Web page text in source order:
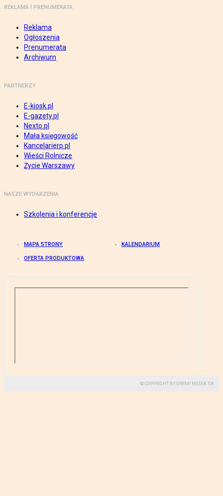
REKLAMA I PRENUMERATA
Reklama
Ogłoszenia
Prenumerata
Archiwum
PARTNERZY
E-kiosk.pl
E-gazety.pl
Nexto.pl
Mała księgowość
Kancelarierp.pl
Wieści Rolnicze
Życie Warszawy
NASZE WYDARZENIA
Szkolenia i konferencje
MAPA STRONY KALENDARIUM
OFERTA PRODUKTOWA
© COPYRIGHT BY GREMI MEDIA SA